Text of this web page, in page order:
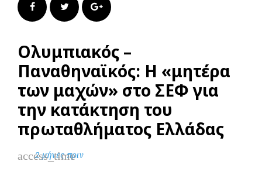
FacebookTwitter Google+
Ολυμπιακός –
Παναθηναϊκός: Η «μητέρα
των μαχών» στο ΣΕΦ για
την κατάκτηση του
πρωταθλήματος Ελλάδας
access_time
2 μήνες πριν